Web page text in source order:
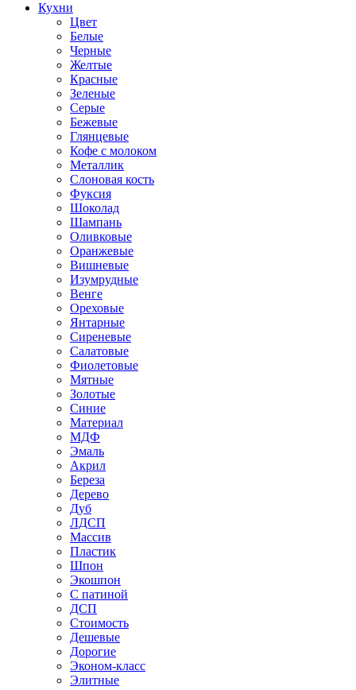
Кухни
Цвет
Белые
Черные
Желтые
Красные
Зеленые
Серые
Бежевые
Глянцевые
Кофе с молоком
Металлик
Слоновая кость
Фуксия
Шоколад
Шампань
Оливковые
Оранжевые
Вишневые
Изумрудные
Венге
Ореховые
Янтарные
Сиреневые
Салатовые
Фиолетовые
Мятные
Золотые
Синие
Материал
МДФ
Эмаль
Акрил
Береза
Дерево
Дуб
ЛДСП
Массив
Пластик
Шпон
Экошпон
С патиной
ДСП
Стоимость
Дешевые
Дорогие
Эконом-класс
Элитные